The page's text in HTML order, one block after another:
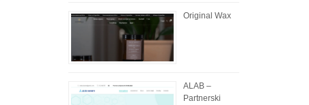
Original Wax
ALAB –
Partnerski